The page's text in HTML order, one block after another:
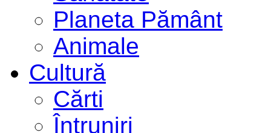
Planeta Pământ
Animale
Cultură
Cărti
Întruniri